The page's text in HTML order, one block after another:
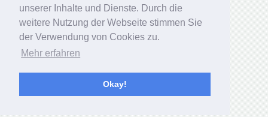
unserer Inhalte und Dienste. Durch die
weitere Nutzung der Webseite stimmen Sie
der Verwendung von Cookies zu.
Mehr erfahren
Okay!
unserer Inhalte und Dienste. Durch die
weitere Nutzung der Webseite stimmen Sie
der Verwendung von Cookies zu.
Mehr erfahren
Okay!